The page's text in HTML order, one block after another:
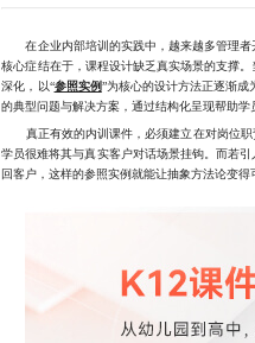
在企业内部培训的实践中，越来越多管理者
核心症结在于，课程设计缺乏真实场景的支撑
深化，以“参照实例”为核心的设计方法正逐渐
的典型问题与解决方案，通过结构化呈现帮助
真正有效的内训课件，必须建立在对岗位职
学员很难将其与真实客户对话场景挂钩。而若
回客户，这样的参照实例就能让抽象方法论变